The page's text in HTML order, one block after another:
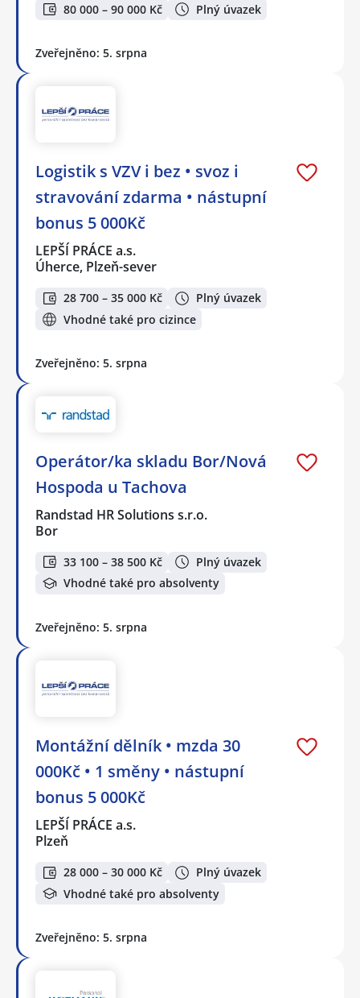
80 000 – 90 000 Kč Plný úvazek
Zveřejněno: 5. srpna
Logistik s VZV i bez • svoz i
stravování zdarma • nástupní
bonus 5 000Kč
LEPŠÍ PRÁCE a.s.
Úherce, Plzeň-sever
28 700 – 35 000 Kč
Plný úvazek
Vhodné také pro cizince
Zveřejněno: 5. srpna
Operátor/ka skladu Bor/Nová
Hospoda u Tachova
Randstad HR Solutions s.r.o.
Bor
33 100 – 38 500 Kč
Plný úvazek
Vhodné také pro absolventy
Zveřejněno: 5. srpna
Montážní dělník • mzda 30
000Kč • 1 směny • nástupní
bonus 5 000Kč
LEPŠÍ PRÁCE a.s.
Plzeň
28 000 – 30 000 Kč
Plný úvazek
Vhodné také pro absolventy
Zveřejněno: 5. srpna